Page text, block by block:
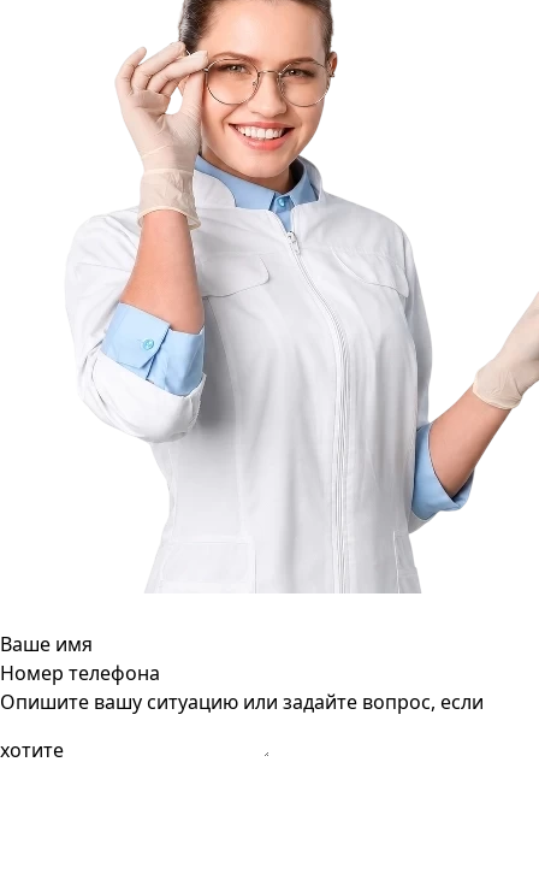
Ваше имя
Номер телефона
Опишите вашу ситуацию или задайте вопрос, если
хотите